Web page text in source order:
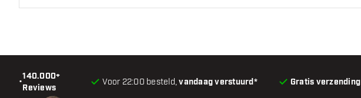
•
140.000+
Reviews
Voor 22:00 besteld,vandaag verstuurd* Gratis verzending